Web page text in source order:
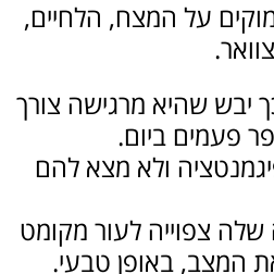
על המצח, הלחיים,
יבש שהיא מרגישה צורך
פעמים ביום.
ולא מצא להם
צפוייה לעור מקומט
המצב, באופן טבעי.